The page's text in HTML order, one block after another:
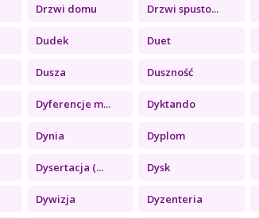
Drzwi domu Drzwi spusto...
Dudek Duet
Dusza Duszność
Dyferencje m... Dyktando
Dynia Dyplom
Dysertacja (... Dysk
Dywizja Dyzenteria